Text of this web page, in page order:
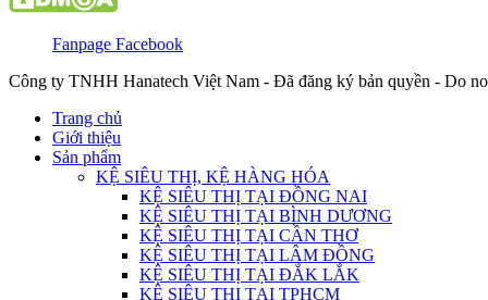
Fanpage Facebook
Công ty TNHH Hanatech Việt Nam - Đã đăng ký bản quyền - Do
Trang chủ
Giới thiệu
Sản phẩm
KỆ SIÊU THỊ, KỆ HÀNG HÓA
KỆ SIÊU THỊ TẠI ĐỒNG NAI
KỆ SIÊU THỊ TẠI BÌNH DƯƠNG
KỆ SIÊU THỊ TẠI CẦN THƠ
KỆ SIÊU THỊ TẠI LÂM ĐỒNG
KỆ SIÊU THỊ TẠI ĐẮK LẮK
KỆ SIÊU THỊ TẠI TPHCM